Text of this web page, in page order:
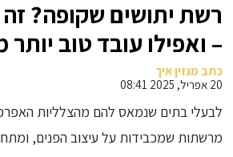
רשת יתושים שקופה?
– ואפילו עובד טוב
כתב מגזין איך
20 אפריל, 2025 08:41
לבעלי בתים שנמאס להם מהצלליות
מרשתות שמכבידות על עיצוב הפנים,